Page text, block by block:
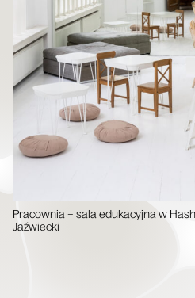
Pra­cow­nia – sala edu­ka­cyj­na w
Jaźwiecki